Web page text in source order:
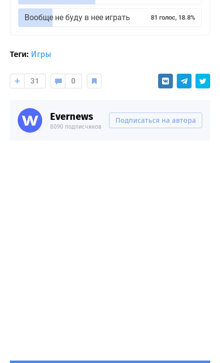
Вообще не буду в нее играть 81 голос, 18.8%
Теги: Игры
31 0
Evernews
8090 подписчиков
Подписаться на автора